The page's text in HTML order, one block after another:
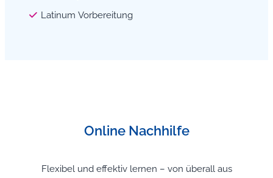
Latinum Vorbereitung
Online Nachhilfe
Flexibel und effektiv lernen – von überall aus